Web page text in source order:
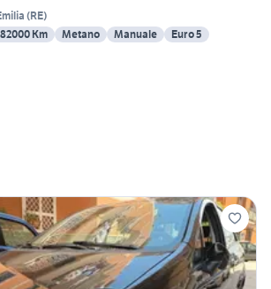
(RE)
Km Metano Manuale Euro 5